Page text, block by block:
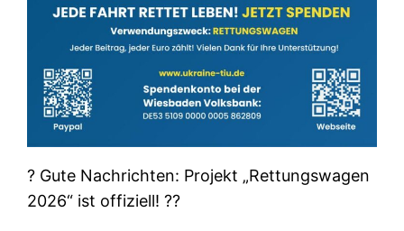
? Gute Nachrichten: Projekt „Rettungswagen
2026“ ist offiziell! ??